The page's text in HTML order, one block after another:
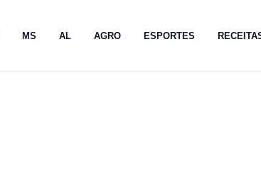
MS AL AGRO ESPORTES